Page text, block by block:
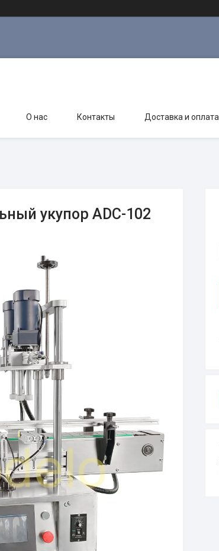
О нас Контакты Доставка и оплата
укупор ADC-102